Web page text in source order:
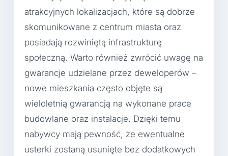
atrakcyjnych lokalizacjach, które są dobrze
skomunikowane z centrum miasta oraz
posiadają rozwiniętą infrastrukturę
społeczną. Warto również zwrócić uwagę na
gwarancje udzielane przez deweloperów –
nowe mieszkania często objęte są
wieloletnią gwarancją na wykonane prace
budowlane oraz instalacje. Dzięki temu
nabywcy mają pewność, że ewentualne
usterki zostaną usunięte bez dodatkowych